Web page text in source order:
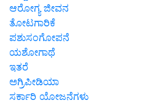
ಆರೋಗ್ಯ ಜೀವನ
ತೋಟಗಾರಿಕೆ
ಪಶುಸಂಗೋಪನೆ
ಯಶೋಗಾಥೆ
ಇತರೆ
ಅಗ್ರಿಪೀಡಿಯಾ
ಸರ್ಕಾರಿ ಯೋಜನೆಗಳು